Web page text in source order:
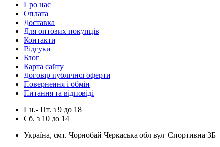
Про нас
Оплата
Доставка
Для оптових покупців
Контакти
Відгуки
Блог
Карта сайту
Договір публічної оферти
Повернення і обмін
Питання та відповіді
Пн.- Пт. з 9 до 18
Сб. з 10 до 14
Україна, смт. Чорнобай Черкаська обл вул. Спортивна 3Б